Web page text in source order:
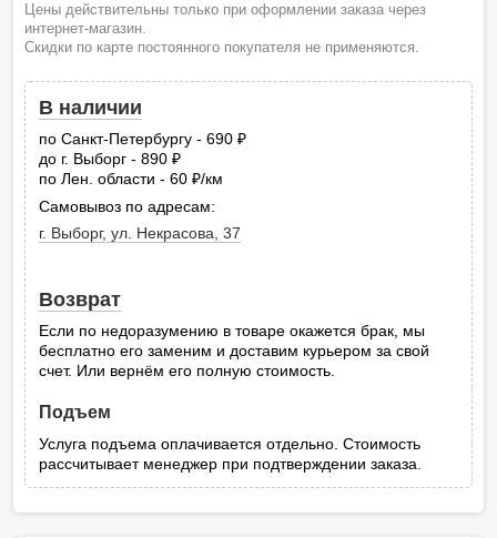
Цены действительны только при оформлении заказа через
интернет-магазин.
Скидки по карте постоянного покупателя не применяются.
В наличии
по Санкт-Петербургу - 690
до г. Выборг - 890
по Лен. области - 60
руб.
/км
Самовывоз по адресам:
г. Выборг, ул. Некрасова, 37
Возврат
Если по недоразумению в товаре окажется брак, мы
бесплатно его заменим и доставим курьером за свой
счет. Или вернём его полную стоимость.
Подъем
Услуга подъема оплачивается отдельно. Стоимость
рассчитывает менеджер при подтверждении заказа.